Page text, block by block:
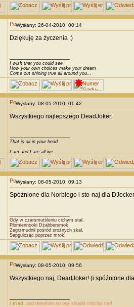
Wysłany: 26-04-2010, 00:14
Dziękuję za życzenia :)
I wish that you could see
How your own choices make your dream
Come out shining true all around you...
Wysłany: 08-05-2010, 01:42
Wszystkiego najlepszego DeadJoker.
That is all in your head.
I am and I are all we.
Wysłany: 08-05-2010, 09:13
Spóźnione dla Norbiego i sto-naj dla
Gdy w czarsmutśleniu cichym stał,
Płomiennooki Dżabbersmok
Zagrzmudnił pośród srożnych skał,
Sapgulcząc poprzez mrok!
Wysłany: 08-05-2010, 09:56
Wszystkiego naj, DeadJoker! (i spóźnione
tried , and therefore no oneshould criticise me!